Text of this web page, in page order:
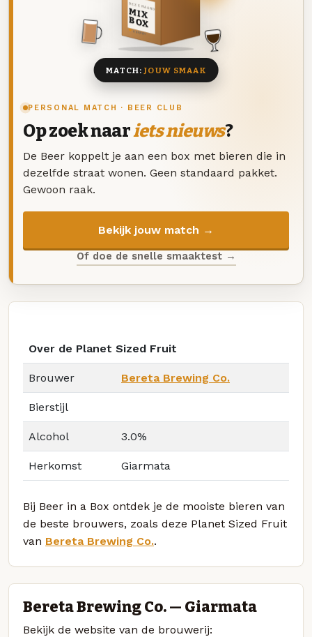
PERSONAL MATCH · BEER CLUB
Op zoek naariets nieuws?
De Beer koppelt je aan een box met bieren die in
dezelfde straat wonen. Geen standaard pakket.
Gewoon raak.
Bekijk jouw match →
Of doe de snelle smaaktest →
DEZE MAAND
MIX
BOX
8 BIEREN
MATCH:JOUW SMAAK
Over de Planet Sized Fruit
Brouwer Bereta Brewing Co.
Bierstijl
Alcohol 3.0%
Herkomst Giarmata
Bij Beer in a Box ontdek je de mooiste bieren van
de beste brouwers, zoals deze Planet Sized Fruit
van Bereta Brewing Co..
Bereta Brewing Co. — Giarmata
Bekijk de website van de brouwerij: